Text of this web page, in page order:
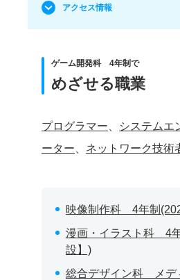
アクセス情報
ゲーム開発科 4年制で
めざせる職業
プログラマー システムエ
ーター
ネットワーク技術
映像制作科 4年制
漫画・イラスト科 4
設】)
総合デザイン科 メデ